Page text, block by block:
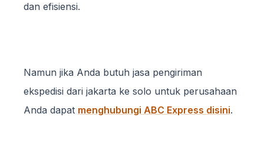
dan efisiensi.
Namun jika Anda butuh jasa pengiriman
ekspedisi dari jakarta ke solo untuk perusahaan
Anda dapat menghubungi ABC Express disini.